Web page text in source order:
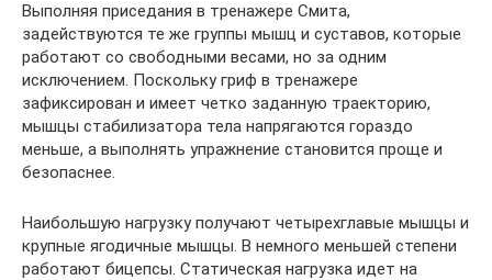
Выполняя приседания в тренажере Смита,
задействуются те же группы мышц и суставов, которые
работают со свободными весами, но за одним
исключением. Поскольку гриф в тренажере
зафиксирован и имеет четко заданную траекторию,
мышцы стабилизатора тела напрягаются гораздо
меньше, а выполнять упражнение становится проще и
безопаснее.
Наибольшую нагрузку получают четырехглавые мышцы и
крупные ягодичные мышцы. В немного меньшей степени
работают бицепсы. Статическая нагрузка идет на